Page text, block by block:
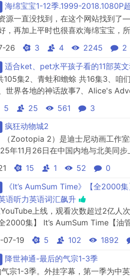
海绵宝宝1-12季.1999-2018.1080P
源一直没找到，在这个网站找到
，再加上平时也很喜欢海绵宝宝，
115网盘的链接，需要的小伙伴自
~ &n...
26 3 4 2245 2
适合ket、pet水平孩子看的11部英
105集2、青蛙和蟾蜍 共16集3、
世界各地的神话故事7、Alice's
、The Wonderful Wizard of
5 25 561 3
疯狂动物城2
（Zootopia 2）是迪士尼动画工作
年11月26日在中国内地与北美同
了更宏大的世界观和更细腻的角色
钟​​导演​​：拜伦·霍华德、杰拉德·布什​​
15 1 52 0
《It’s AumSum Time》【全2000
语听力英语词汇飙升
上线，观看次数超过2亿人
2000集】 It’s AumSum Time【油
语，英文字幕，1080P超清视频。我
题！这部《It’s AumSum Time》用
07-19 5 102 1892
降世神通-最后的气宗1-3季
宗1-3季。外挂字幕，第一季为中